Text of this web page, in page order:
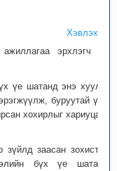
Хэвлэх
эрхлэгч нь
үе шатанд энэ хууль,
буруутай үйл
хохирлыг хариуцах;
заасан зохистой
бүх үе шатанд